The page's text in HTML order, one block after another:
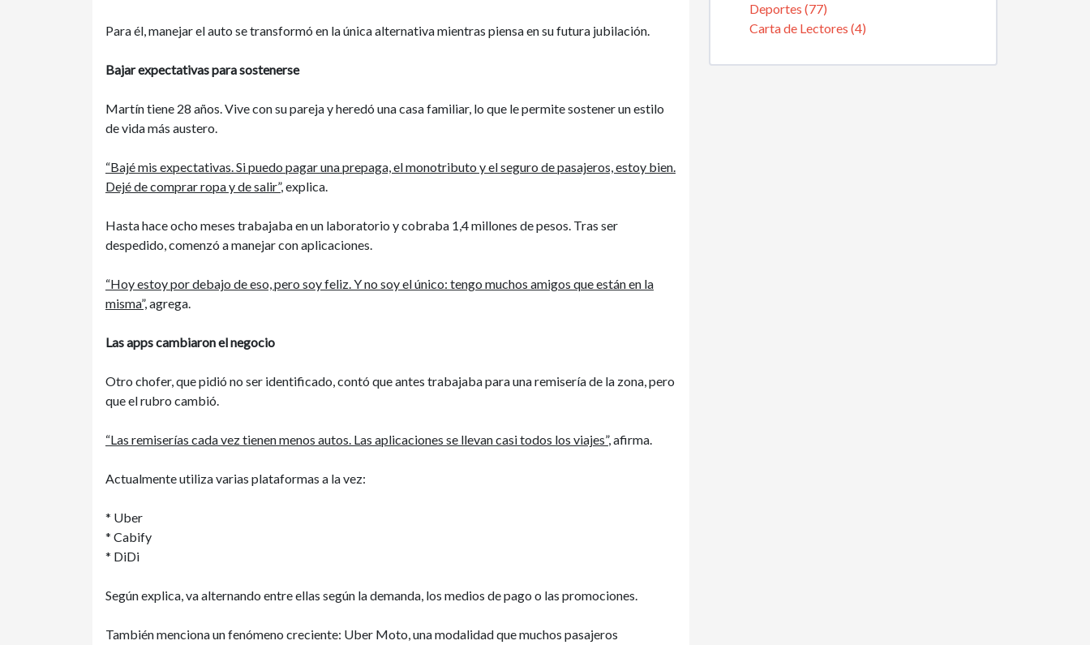
Para él, manejar el auto se transformó en la única alternativa mientras piensa en su futura jubilación.
Bajar expectativas para sostenerse
Martín tiene 28 años. Vive con su pareja y heredó una casa familiar, lo que le permite sostener un estilo
de vida más austero.
“Bajé mis expectativas. Si puedo pagar una prepaga, el monotributo y el seguro de pasajeros, estoy bien.
Dejé de comprar ropa y de salir”, explica.
Hasta hace ocho meses trabajaba en un laboratorio y cobraba 1,4 millones de pesos. Tras ser
despedido, comenzó a manejar con aplicaciones.
“Hoy estoy por debajo de eso, pero soy feliz. Y no soy el único: tengo muchos amigos que están en la
misma”,agrega.
Las apps cambiaron el negocio
Otro chofer, que pidió no ser identificado, contó que antes trabajaba para una remisería de la zona, pero
que el rubro cambió.
“Las remiserías cada vez tienen menos autos. Las aplicaciones se llevan casi todos los viajes”, afirma.
Actualmente utiliza varias plataformas a la vez:
* Uber
* Cabify
* DiDi
Según explica, va alternando entre ellas según la demanda, los medios de pago o las promociones.
También menciona un fenómeno creciente: Uber Moto, una modalidad que muchos pasajeros
Deportes (77)
Carta de Lectores (4)